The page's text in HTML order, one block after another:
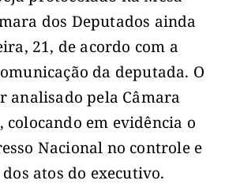
dos Deputados ainda
21, de acordo com a
da deputada. O
analisado pela Câmara
colocando em evidência o
Nacional no controle e
atos do executivo.